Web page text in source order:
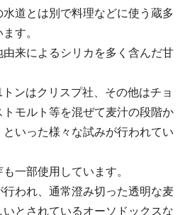
道とは別で料理などに使う蔵多
す。
来によるシリカを多く含んだ甘
ンはクリスプ社、その他はチョ
モルト等を混ぜて麦汁の段階か
いった様々な試みが行われてい
一部使用しています。
われ、通常澄み切った透明な麦
とされているオーソドックスな